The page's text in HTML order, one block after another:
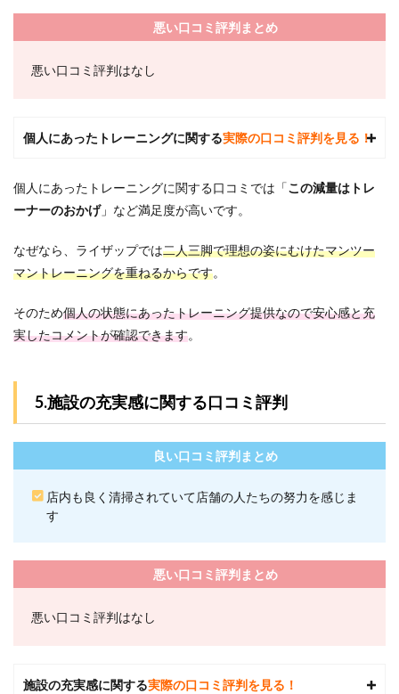
しま
か？
8.5
は食
厳し
いで
す
Q6.ラ
ップ
のダ
イエ
酒を
飲ん
でも
大丈
か？
8.7
はト
ナー
ます
悪い口コミ評判まとめ
悪い口コミ評判はなし
個人にあったトレーニングに関する実際の口コミ評判を見る！
個人にあったトレーニングに関する口コミでは「この減量はトレ
ーナーのおかげ」 など満足度が高いです。
なぜなら、ライザップでは二人三脚で理想の姿にむけたマンツー
マントレーニングを重ねるからです。
そのため個人の状態にあったトレーニング提供なので安心感と充
実したコメントが確認できます。
5.施設の充実感に関する口コミ評判
良い口コミ評判まとめ
店内も良く清掃されていて店舗の人たちの努力を感じま
す
悪い口コミ評判まとめ
悪い口コミ評判はなし
施設の充実感に関する実際の口コミ評判を見る！